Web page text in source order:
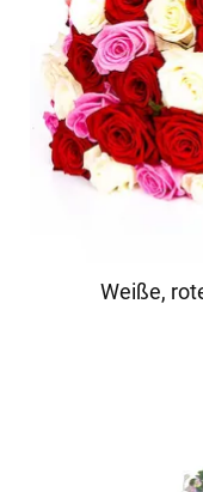
Weiße,